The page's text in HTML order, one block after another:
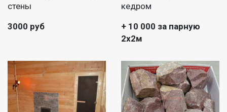
стены
3000 руб
кедром
+ 10 000 за парную
2х2м